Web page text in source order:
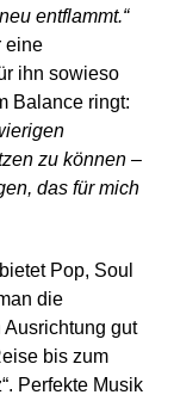
entflammt.“
eine
ihn sowieso
Balance ringt:
zu können –
das für mich
Pop, Soul
die
gut
bis zum
Perfekte Musik